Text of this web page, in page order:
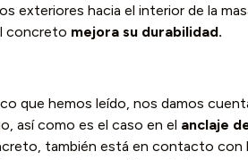
exteriores hacia el interior de la
concreto mejora su durabilidad.
que hemos leído, nos damos
así como es el caso en el anclaje
también está en contacto con